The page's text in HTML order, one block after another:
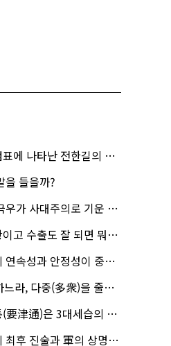
에 나타난 전한길의 무
을 들을까?
우가 사대주의로 기운 이
고 수출도 잘 되면 뭐하
연속성과 안정성이 중요
라, 다중(多衆)을 줄세
要津通)은 3대세습의 사
최후 진술과 軍의 상명하